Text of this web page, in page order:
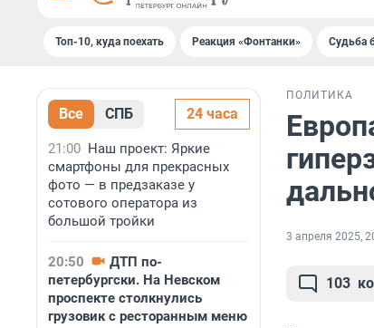
Топ-10, куда поехать Реакция «Фонтанки» Судьба
Все СПБ 24 часа
21:00 Наш проект: Яркие
смартфоны для прекрасных
фото — в предзаказе у
сотового оператора из
большой тройки
20:50
ДТП по-
петербургски. На Невском
проспекте столкнулись
грузовик с ресторанным меню
ПОЛИТИКА
3 апреля 2025,
103